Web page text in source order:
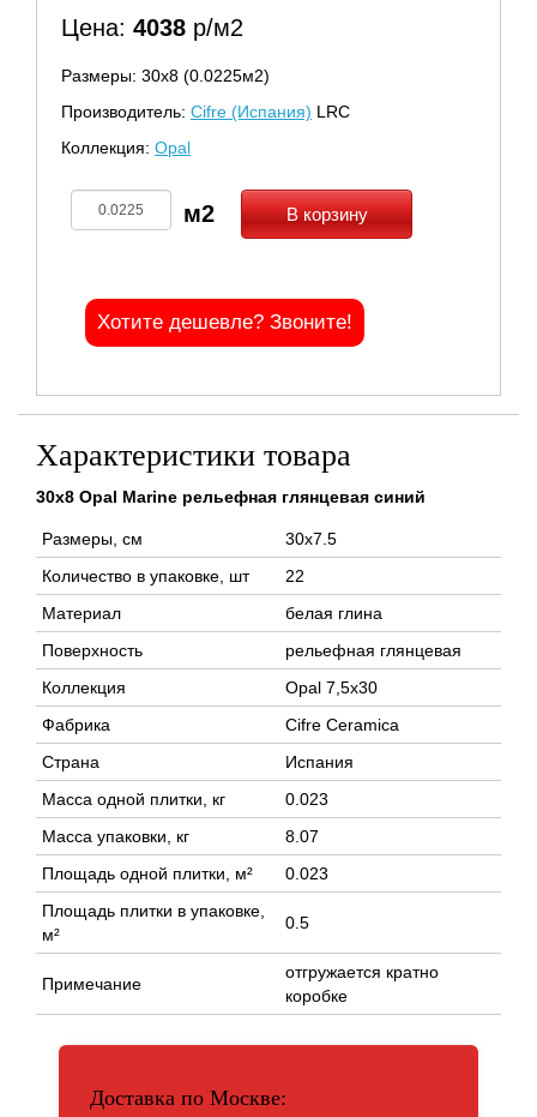
Цена: 4038 р/м2
Размеры: 30х8 (0.0225м2)
Производитель: Cifre (Испания) LRC
Коллекция: Opal
В корзину
Хотите дешевле? Звоните!
Характеристики товара
30x8 Opal Marine рельефная глянцевая синий
Размеры, см
30x7.5
Количество в упаковке, шт
22
Материал
белая глина
Поверхность
рельефная глянцевая
Коллекция
Opal 7,5x30
Фабрика
Cifre Ceramica
Страна
Испания
Масса одной плитки, кг
0.023
Масса упаковки, кг
8.07
Площадь одной плитки, м²
0.023
Площадь плитки в упаковке,
м²
0.5
Примечание
отгружается кратно
коробке
Доставка по Москве: